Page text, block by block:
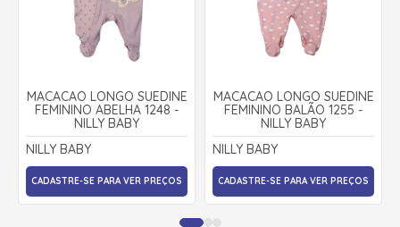
MACACÃO LONGO SUEDINE
FEMININO ABELHA 1248 -
NILLY BABY
NILLY BABY
CADASTRE-SE PARA VER PREÇOS
MACACÃO LONGO SUEDINE
FEMININO BALÃO 1255 -
NILLY BABY
NILLY BABY
CADASTRE-SE PARA VER PREÇOS